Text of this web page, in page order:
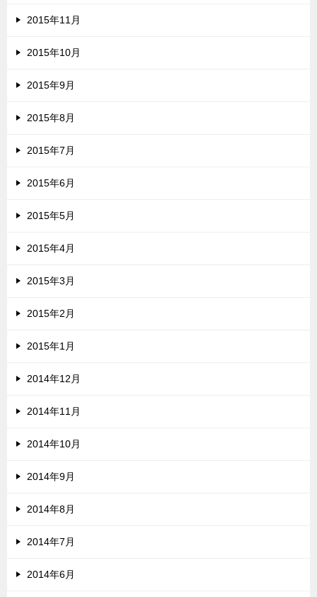
2015年11月
2015年10月
2015年9月
2015年8月
2015年7月
2015年6月
2015年5月
2015年4月
2015年3月
2015年2月
2015年1月
2014年12月
2014年11月
2014年10月
2014年9月
2014年8月
2014年7月
2014年6月